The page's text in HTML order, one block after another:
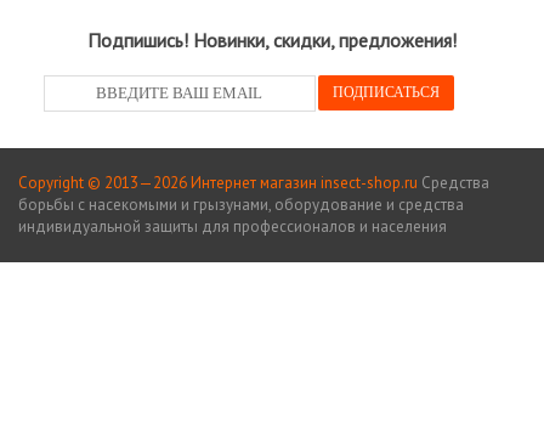
Подпишись! Новинки, скидки, предложения!
Copyright © 2013—2026 Интернет магазин insect-shop.ru Средства
борьбы с насекомыми и грызунами, оборудование и средства
индивидуальной защиты для профессионалов и населения